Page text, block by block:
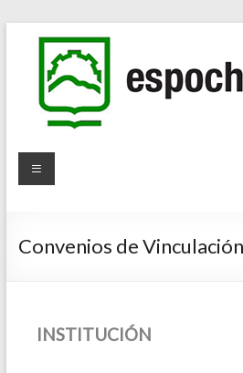
Convenios de Vinculación
INSTITUCIÓN